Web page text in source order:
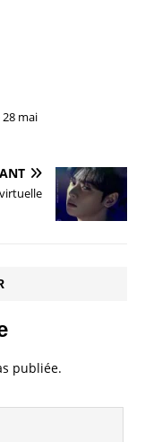
28 mai
publiée.